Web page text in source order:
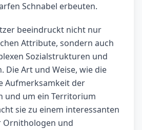
Schnabel erbeuten.
beeindruckt nicht nur
Attribute, sondern auch
Sozialstrukturen und
Die Art und Weise, wie die
Aufmerksamkeit der
und um ein Territorium
sie zu einem interessanten
und